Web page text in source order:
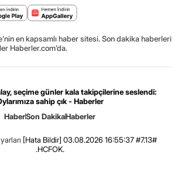
en kapsamlı haber sitesi. Son dakika haberleri
Haberler.com’da.
seçime günler kala takipçilerine seslendi:
sahip çık - Haberler
HaberSon DakikaHaberler
[Hata Bildir] 03.08.2026 16:55:37 #7.13#
.HCFOK.